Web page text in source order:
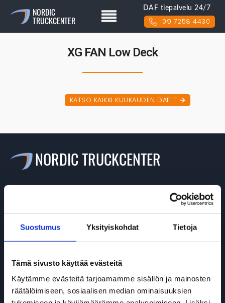
Suostumus Yksityiskohdat Tietoja
Tämä sivusto käyttää evästeitä
Käytämme evästeitä tarjoamamme sisällön ja mainosten
räätälöimiseen, sosiaalisen median ominaisuuksien
NORDIC
TRUCKCENTER
DAF tiepalvelu 24/7
09 7258 4430
XG FAN Low Deck
KATSO KAIKKI KUUKAUDEN DAF:IT
NORDIC TRUCKCENTER
Valikko
>> Etusivu